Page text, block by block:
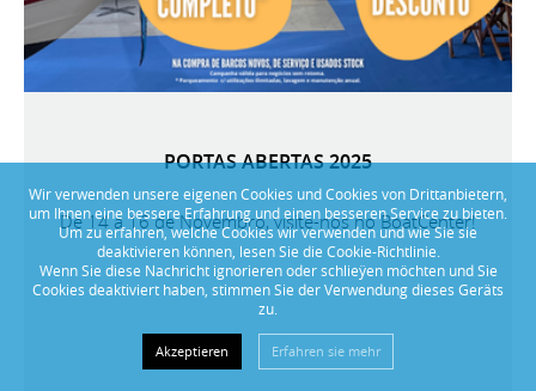
PORTAS ABERTAS 2025
De 14 a 16 de Novembro, visite-nos no BoatCenter!
Wir verwenden unsere eigenen Cookies und Cookies von Drittanbietern,
um Ihnen eine bessere Erfahrung und einen besseren Service zu bieten.
Um zu erfahren, welche Cookies wir verwenden und wie Sie sie
deaktivieren können, lesen Sie die Cookie-Richtlinie.
Wenn Sie diese Nachricht ignorieren oder schlieÿen möchten und Sie
Cookies deaktiviert haben, stimmen Sie der Verwendung dieses Geräts
zu.
Akzeptieren Erfahren sie mehr